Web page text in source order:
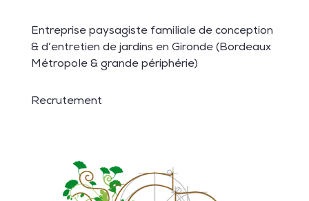
Entreprise paysagiste familiale de conception
& d’entretien de jardins en Gironde (Bordeaux
Métropole & grande périphérie)
Recrutement